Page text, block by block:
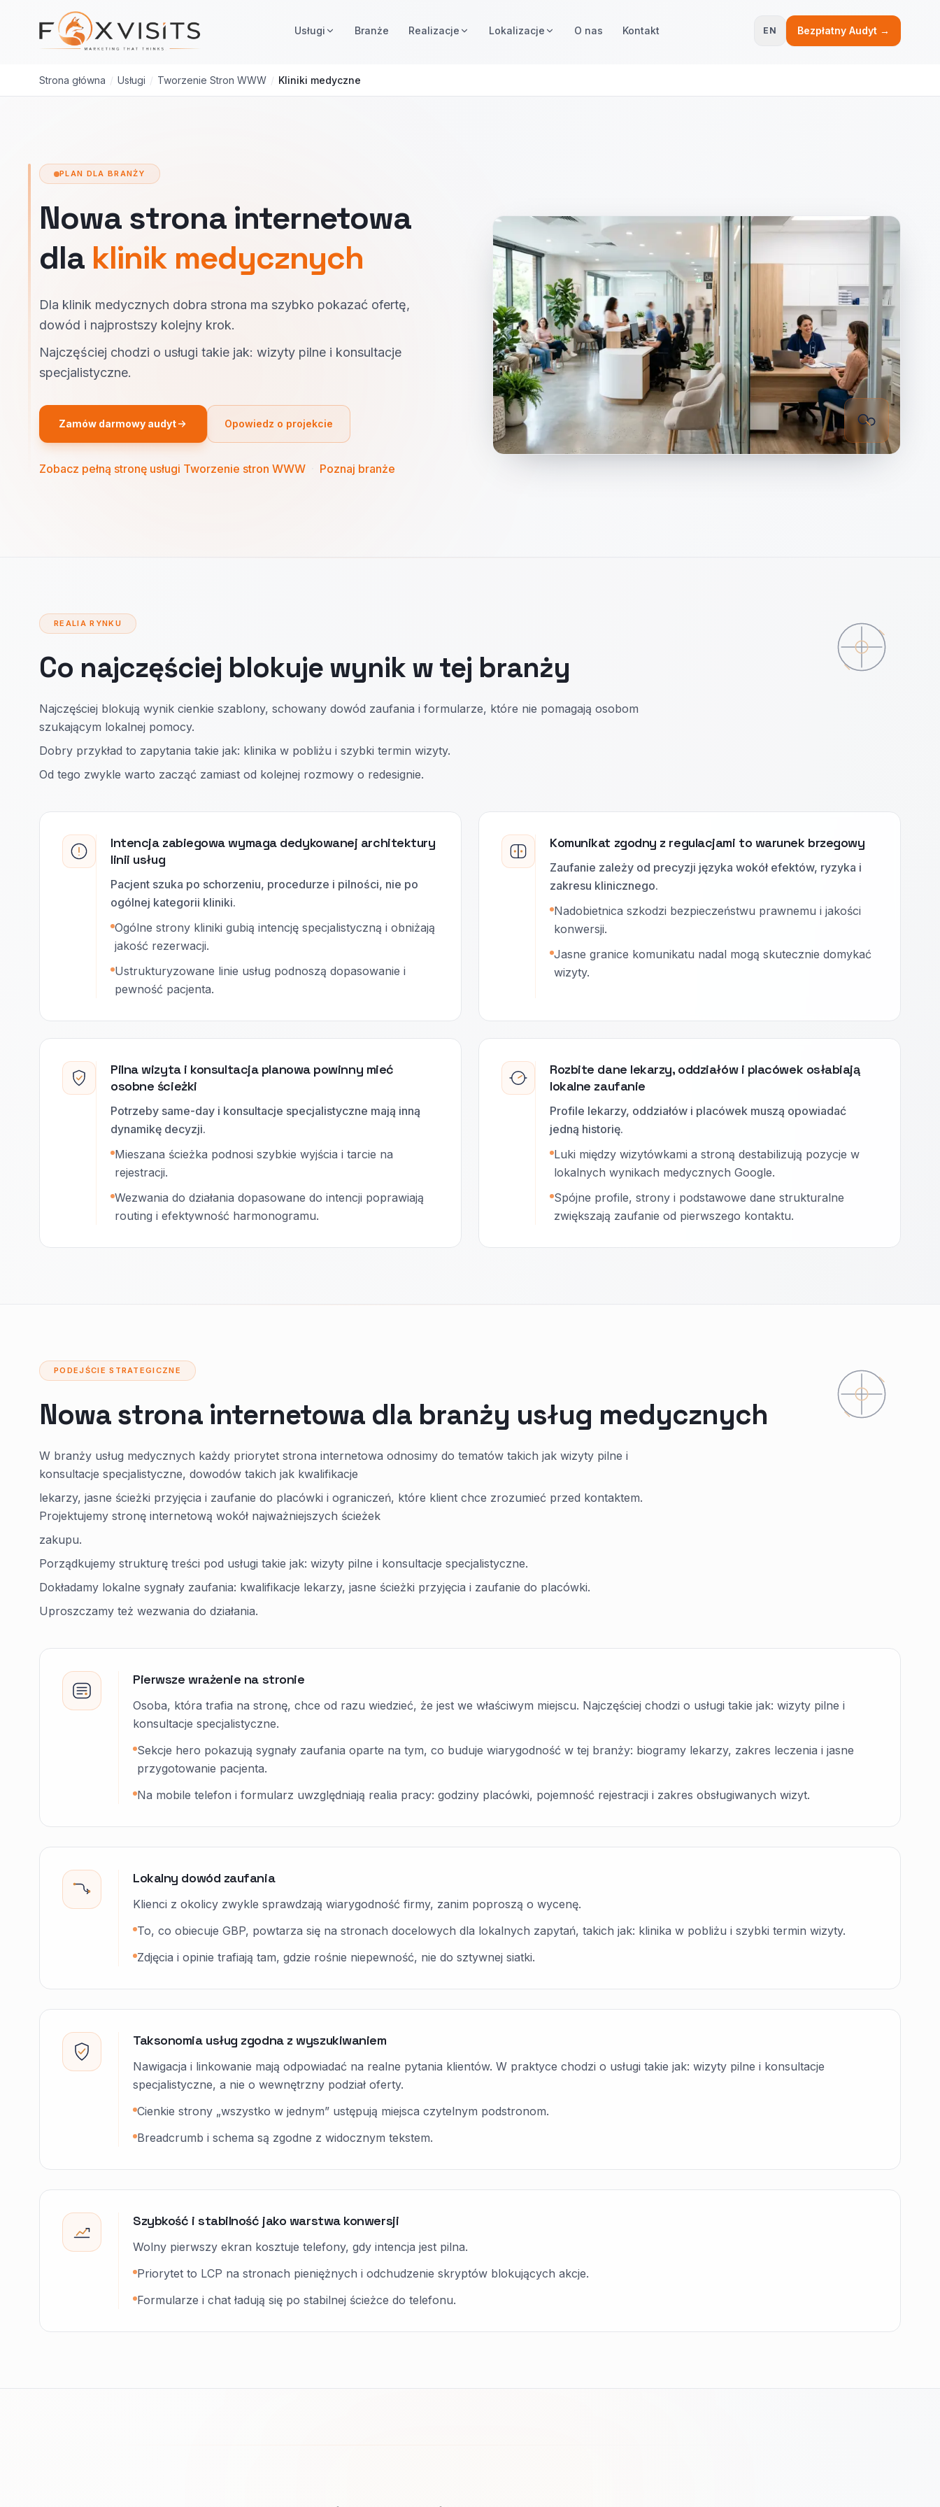
Przejdź do treści głównej
Usługi Branże Realizacje Lokalizacje O nas Kontakt EN Bezpłatny Audyt →
Strona główna / Usługi / Tworzenie Stron WWW / Kliniki medyczne
PLAN DLA BRANŻY
Nowa strona internetowa
dla klinik medycznych
Dla klinik medycznych dobra strona ma szybko pokazać ofertę,
dowód i najprostszy kolejny krok.
Najczęściej chodzi o usługi takie jak: wizyty pilne i konsultacje
specjalistyczne.
Zamów darmowy audyt Opowiedz o projekcie
Zobacz pełną stronę usługi Tworzenie stron WWW Poznaj branże
REALIA RYNKU
Co najczęściej blokuje wynik w tej branży
Najczęściej blokują wynik cienkie szablony, schowany dowód zaufania i formularze, które nie pomagają osobom
szukającym lokalnej pomocy.
Dobry przykład to zapytania takie jak: klinika w pobliżu i szybki termin wizyty.
Od tego zwykle warto zacząć zamiast od kolejnej rozmowy o redesignie.
Intencja zabiegowa wymaga dedykowanej architektury
linii usług
Pacjent szuka po schorzeniu, procedurze i pilności, nie po
ogólnej kategorii kliniki.
Ogólne strony kliniki gubią intencję specjalistyczną i obniżają
jakość rezerwacji.
Ustrukturyzowane linie usług podnoszą dopasowanie i
pewność pacjenta.
Komunikat zgodny z regulacjami to warunek brzegowy
Zaufanie zależy od precyzji języka wokół efektów, ryzyka i
zakresu klinicznego.
Nadobietnica szkodzi bezpieczeństwu prawnemu i jakości
konwersji.
Jasne granice komunikatu nadal mogą skutecznie domykać
wizyty.
Pilna wizyta i konsultacja planowa powinny mieć
osobne ścieżki
Potrzeby same-day i konsultacje specjalistyczne mają inną
dynamikę decyzji.
Mieszana ścieżka podnosi szybkie wyjścia i tarcie na
rejestracji.
Wezwania do działania dopasowane do intencji poprawiają
routing i efektywność harmonogramu.
Rozbite dane lekarzy, oddziałów i placówek osłabiają
lokalne zaufanie
Profile lekarzy, oddziałów i placówek muszą opowiadać
jedną historię.
Luki między wizytówkami a stroną destabilizują pozycje w
lokalnych wynikach medycznych Google.
Spójne profile, strony i podstawowe dane strukturalne
zwiększają zaufanie od pierwszego kontaktu.
PODEJŚCIE STRATEGICZNE
Nowa strona internetowa dla branży usług medycznych
W branży usług medycznych każdy priorytet strona internetowa odnosimy do tematów takich jak wizyty pilne i
konsultacje specjalistyczne, dowodów takich jak kwalifikacje
lekarzy, jasne ścieżki przyjęcia i zaufanie do placówki i ograniczeń, które klient chce zrozumieć przed kontaktem.
Projektujemy stronę internetową wokół najważniejszych ścieżek
zakupu.
Porządkujemy strukturę treści pod usługi takie jak: wizyty pilne i konsultacje specjalistyczne.
Dokładamy lokalne sygnały zaufania: kwalifikacje lekarzy, jasne ścieżki przyjęcia i zaufanie do placówki.
Uproszczamy też wezwania do działania.
Pierwsze wrażenie na stronie
Osoba, która trafia na stronę, chce od razu wiedzieć, że jest we właściwym miejscu. Najczęściej chodzi o usługi takie jak: wizyty pilne i
konsultacje specjalistyczne.
Sekcje hero pokazują sygnały zaufania oparte na tym, co buduje wiarygodność w tej branży: biogramy lekarzy, zakres leczenia i jasne
przygotowanie pacjenta.
Na mobile telefon i formularz uwzględniają realia pracy: godziny placówki, pojemność rejestracji i zakres obsługiwanych wizyt.
Lokalny dowód zaufania
Klienci z okolicy zwykle sprawdzają wiarygodność firmy, zanim poproszą o wycenę.
To, co obiecuje GBP, powtarza się na stronach docelowych dla lokalnych zapytań, takich jak: klinika w pobliżu i szybki termin wizyty.
Zdjęcia i opinie trafiają tam, gdzie rośnie niepewność, nie do sztywnej siatki.
Taksonomia usług zgodna z wyszukiwaniem
Nawigacja i linkowanie mają odpowiadać na realne pytania klientów. W praktyce chodzi o usługi takie jak: wizyty pilne i konsultacje
specjalistyczne, a nie o wewnętrzny podział oferty.
Cienkie strony „wszystko w jednym” ustępują miejsca czytelnym podstronom.
Breadcrumb i schema są zgodne z widocznym tekstem.
Szybkość i stabilność jako warstwa konwersji
Wolny pierwszy ekran kosztuje telefony, gdy intencja jest pilna.
Priorytet to LCP na stronach pieniężnych i odchudzenie skryptów blokujących akcje.
Formularze i chat ładują się po stabilnej ścieżce do telefonu.